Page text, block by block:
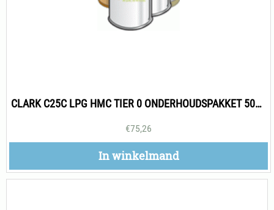
CLARK C25C LPG HMC TIER 0 ONDERHOUDSPAKKET 500H
€75,26
In winkelmand